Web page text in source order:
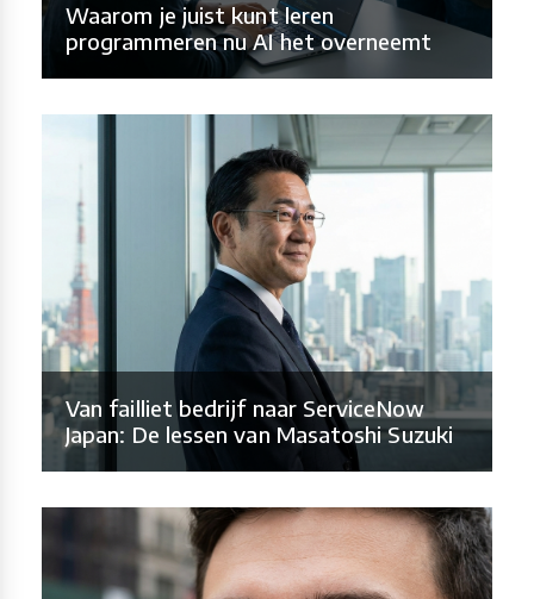
Waarom je juist kunt leren
programmeren nu AI het overneemt
Van failliet bedrijf naar ServiceNow
Japan: De lessen van Masatoshi Suzuki